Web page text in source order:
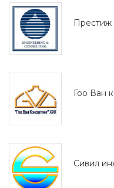
Гоо Ван
Сивил